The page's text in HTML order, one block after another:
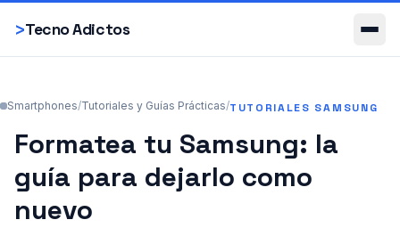
>Tecno Adictos
Smartphones
Smartphones/Tutoriales y Guías Prácticas/TUTORIALES SAMSUNG
Formatea tu Samsung: la
guía para dejarlo como
nuevo